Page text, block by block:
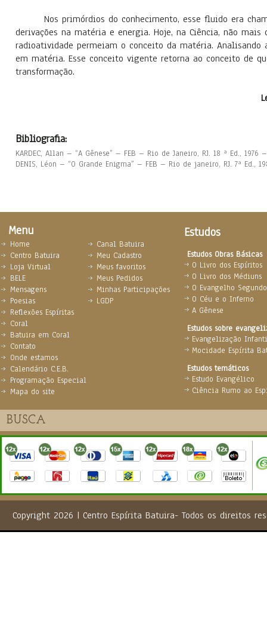
Nos primórdios do conhecimento, esse fluido era
derivações na matéria e energia. Hoje, na Ciência, não
radioatividade permeiam o conceito da matéria.
em matéria. Esse conceito vigente retorna ao conceito de
transformação.
Bibliografia:
KARDEC, Allan – “A Gênese” – FEB – Rio de Janeiro, RJ. 18 ª Ed., 1976
DENIS, Léon – “O Grande Enigma” – FEB – Rio de janeiro, RJ. 7ª Ed.,
Menu Estudos
Estudos Obras Básicas
O Livro dos Espíritos
O Livro dos Médiuns
O Evangelho
O Céu e o Inferno
A Gênese
Estudos sobre
Evangelização
Mocidade Espírita
Estudos temáticos
Estudo Evangélico
Ciência Rumo ao
Home
Centro Batuira
Loja Virtual
BELE
Mensagens
Poesias
Reflexões Espíritas
Coral
Batuira em Coral
Contato
Onde estamos
Calendário C.E.B.
Programação Especial
Mapa do site
Canal Batuira
Meu Cadastro
Meus favoritos
Meus Pedidos
Minhas Participações
LGDP
Copyright 2026 | Centro Espírita Batuira- Todos os